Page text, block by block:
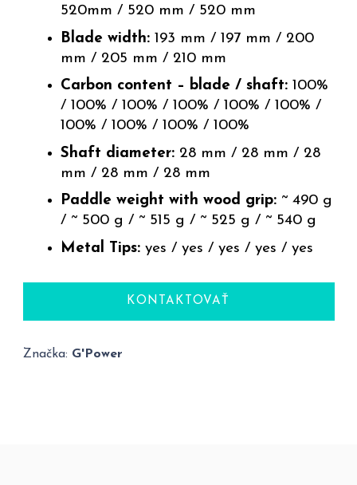
520mm / 520 mm / 520 mm
Blade width: 193 mm / 197 mm / 200
mm / 205 mm / 210 mm
Carbon content – blade / shaft: 100%
/ 100% / 100% / 100% / 100% / 100% /
100% / 100% / 100% / 100%
Shaft diameter: 28 mm / 28 mm / 28
mm / 28 mm / 28 mm
Paddle weight with wood grip: ~ 490 g
/ ~ 500 g / ~ 515 g / ~ 525 g / ~ 540 g
Metal Tips: yes / yes / yes / yes / yes
KONTAKTOVAŤ
Značka: G'Power